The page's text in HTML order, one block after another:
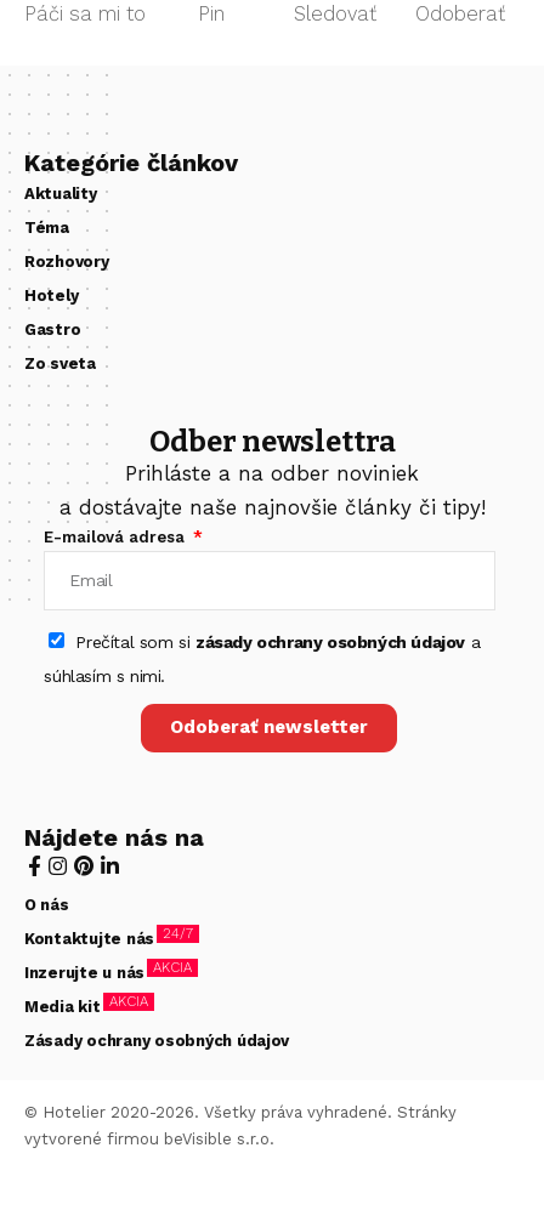
Páči sa mi to Pin Sledovať Odoberať
Kategórie článkov
Aktuality
Téma
Rozhovory
Hotely
Gastro
Zo sveta
Odber newslettra
Prihláste a na odber noviniek
a dostávajte naše najnovšie články či tipy!
E-mailová adresa
Prečítal som si zásady ochrany osobných údajova
súhlasím s nimi.
Odoberať newsletter
Nájdete nás na
O nás
Kontaktujte nás 24/7
Inzerujte u nás AKCIA
Media kit AKCIA
Zásady ochrany osobných údajov
© Hotelier 2020-2026. Všetky práva vyhradené. Stránky
vytvorené firmou beVisible s.r.o.